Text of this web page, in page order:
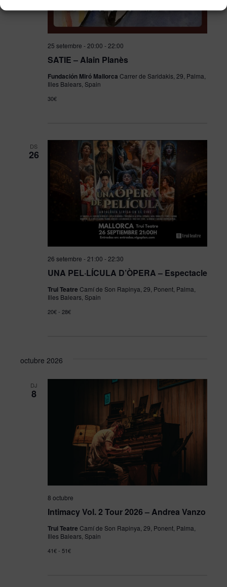
SATIE – Alain Planès
25 setembre - 20:00 - 22:00
Fundación Miró Mallorca Carrer de Saridakis, 29, Palma,
Illes Balears, Spain
30€
DS
26
UNA PEL·LÍCULA D’ÒPERA – Espectacle
26 setembre - 21:00 - 22:30
Trui Teatre Camí de Son Rapinya, 29, Ponent, Palma,
Illes Balears, Spain
20€ - 28€
octubre 2026
DJ
8
Intimacy Vol. 2 Tour 2026 – Andrea Vanzo
8 octubre
Trui Teatre Camí de Son Rapinya, 29, Ponent, Palma,
Illes Balears, Spain
41€ - 51€